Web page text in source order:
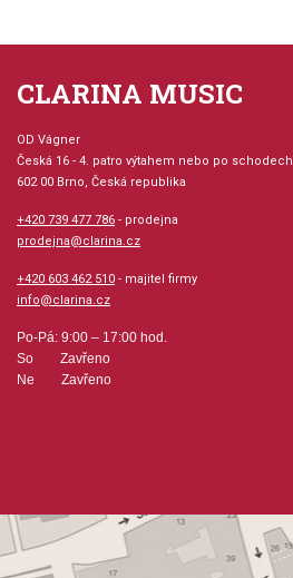
CLARINA MUSIC
OD Vágner
Česká 16 - 4. patro výtahem nebo po schodech
602 00 Brno, Česká republika
+420 739 477 786 - prodejna
prodejna@clarina.cz
+420 603 462 510 - majitel firmy
info@clarina.cz
Po-Pá: 9:00 – 17:00 hod.
So Zavřeno
Ne Zavřeno